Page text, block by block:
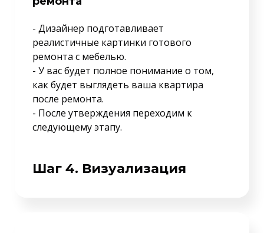
Шаг 4. Визуализация
- Дизайнер подготавливает
реалистичные картинки готового
ремонта с мебелью.
- У вас будет полное понимание о том,
как будет выглядеть ваша квартира
после ремонта.
- После утверждения переходим к
следующему этапу.